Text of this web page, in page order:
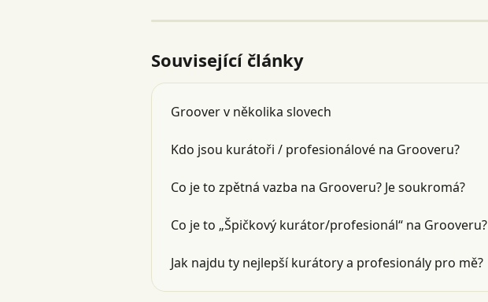
Související články
Groover v několika slovech
Kdo jsou kurátoři / profesionálové na Grooveru?
Co je to zpětná vazba na Grooveru? Je soukromá?
Co je to „Špičkový kurátor/profesionál“ na Grooveru?
Jak najdu ty nejlepší kurátory a profesionály pro mě?